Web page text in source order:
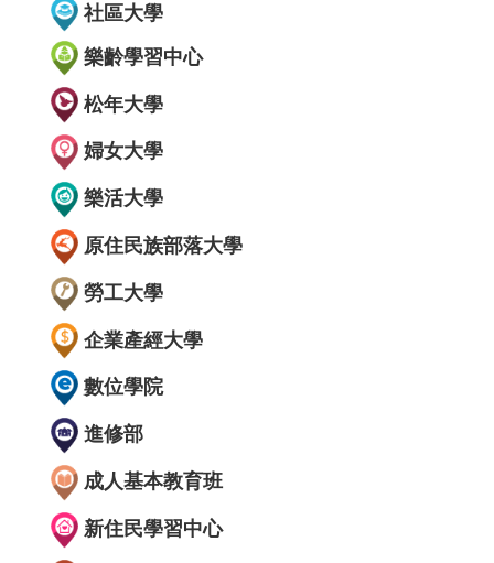
社區大學
樂齡學習中心
松年大學
婦女大學
樂活大學
原住民族部落大學
勞工大學
企業產經大學
數位學院
進修部
成人基本教育班
新住民學習中心